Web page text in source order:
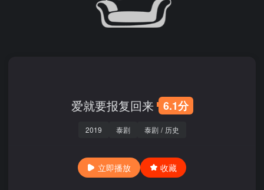
爱就要报复回来 6.1分
2019 泰剧 泰剧 / 历史
立即播放 收藏